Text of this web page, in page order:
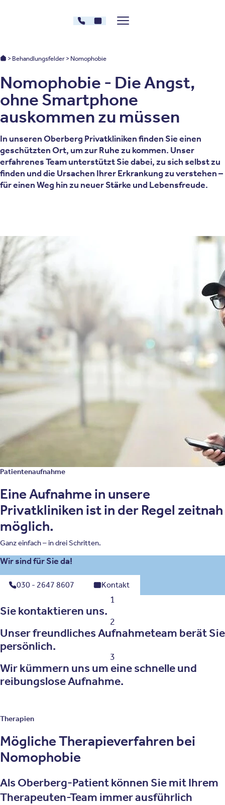
030 - 26478607
Kontakt
Menü zeigen/verstecken
Oberberg Kliniken: Startseite
Behandlungsfelder Nomophobie
Nomophobie - Die Angst,
ohne Smartphone
auskommen zu müssen
In unseren Oberberg Privatkliniken finden Sie einen
geschützten Ort, um zur Ruhe zu kommen. Unser
erfahrenes Team unterstützt Sie dabei, zu sich selbst zu
finden und die Ursachen Ihrer Erkrankung zu verstehen –
für einen Weg hin zu neuer Stärke und Lebensfreude.
Diagnose Nomophobie: Was tun?
Neben bekannten und anerkannten
Angststörungen wie Höhenangst
(Akrophobie) oder der Angst vor Spinnen
(Arachnophobie) gibt es auch
vergleichsweise neue Ängste. Dazu zählt die
Nomophobie. Die Begriffe sind eine
Abkürzung für das Phänomen "No-Mobile-
Phone-Phobia" und beschreiben die Angst,
ohne Smartphone auskommen zu müssen.
Vor allem junge Menschen sind betroffen.
Wer befürchtet, unter Nomophobia zu leiden
und etwas dagegen unternehmen möchte,
sollte eine Psychotherapie versuchen.
Patientenaufnahme
Eine Aufnahme in unsere
Privatkliniken ist in der Regel zeitnah
möglich.
Ganz einfach – in drei Schritten.
Wir sind für Sie da!
030 - 2647 8607 Kontakt
1
Sie kontaktieren uns.
2
Unser freundliches Aufnahmeteam berät Sie
persönlich.
3
Wir kümmern uns um eine schnelle und
reibungslose Aufnahme.
Therapien
Mögliche Therapieverfahren bei
Nomophobie
Als Oberberg-Patient können Sie mit Ihrem
Therapeuten-Team immer ausführlich